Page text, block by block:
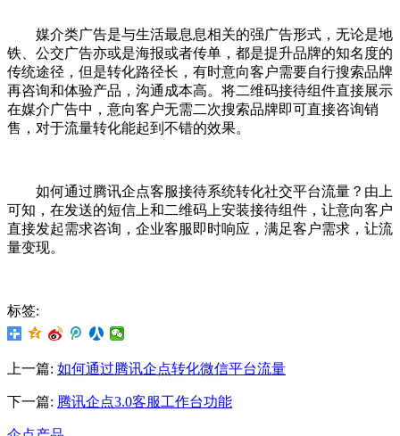
媒介类广告是与生活最息息相关的强广告形式，无论是地
铁、公交广告亦或是海报或者传单，都是提升品牌的知名度的
传统途径，但是转化路径长，有时意向客户需要自行搜索品牌
再咨询和体验产品，沟通成本高。将二维码接待组件直接展示
在媒介广告中，意向客户无需二次搜索品牌即可直接咨询销
售，对于流量转化能起到不错的效果。
如何通过腾讯企点客服接待系统转化社交平台流量？由上
可知，在发送的短信上和二维码上安装接待组件，让意向客户
直接发起需求咨询，企业客服即时响应，满足客户需求，让流
量变现。
标签:
上一篇: 如何通过腾讯企点​转化微信平台流量
下一篇: 腾讯企点3.0客服工作台功能